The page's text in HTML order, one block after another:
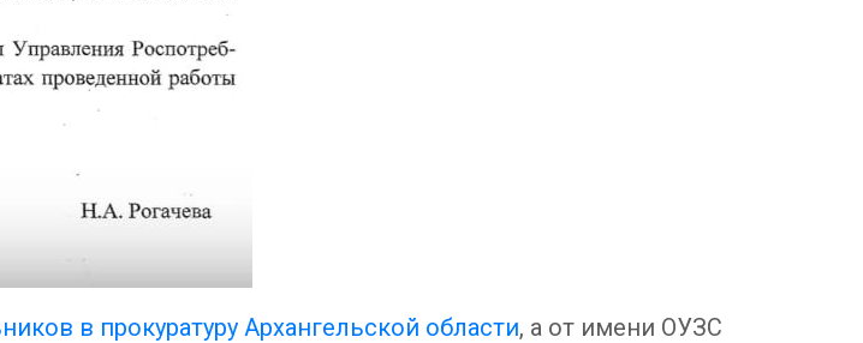
в прокуратуру Архангельской области, а от имени ОУЗС